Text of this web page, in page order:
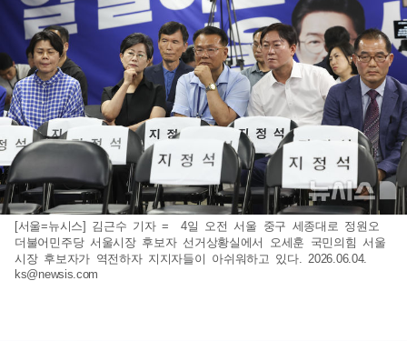
[서울=뉴시스] 김근수 기자 = 4일 오전 서울 중구 세종대로 정원오
더불어민주당 서울시장 후보자 선거상황실에서 오세훈 국민의힘 서울
시장 후보자가 역전하자 지지자들이 아쉬워하고 있다. 2026.06.04.
ks@newsis.com